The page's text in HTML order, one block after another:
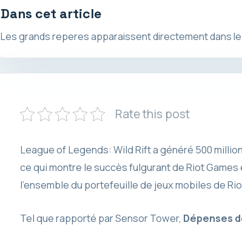
Dans cet article
Les grands reperes apparaissent directement dans
Rate this post
League of Legends: Wild Rift a généré 500
ce qui montre le succès fulgurant de Riot
l’ensemble du portefeuille de jeux mobiles de
Tel que rapporté par Sensor Tower, Dépenses